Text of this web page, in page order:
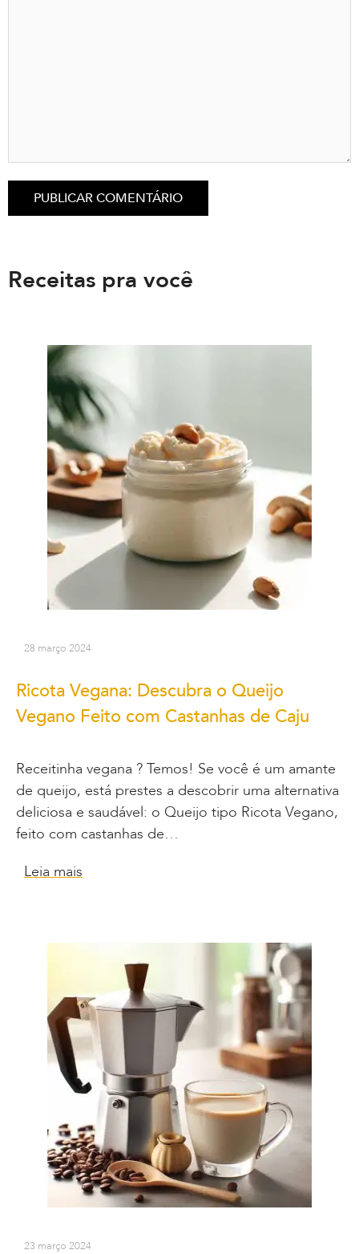
Receitas pra você
28 março 2024
Ricota Vegana: Descubra o Queijo
Vegano Feito com Castanhas de Caju
Receitinha vegana ? Temos! Se você é um amante
de queijo, está prestes a descobrir uma alternativa
deliciosa e saudável: o Queijo tipo Ricota Vegano,
feito com castanhas de…
Leia mais
23 março 2024